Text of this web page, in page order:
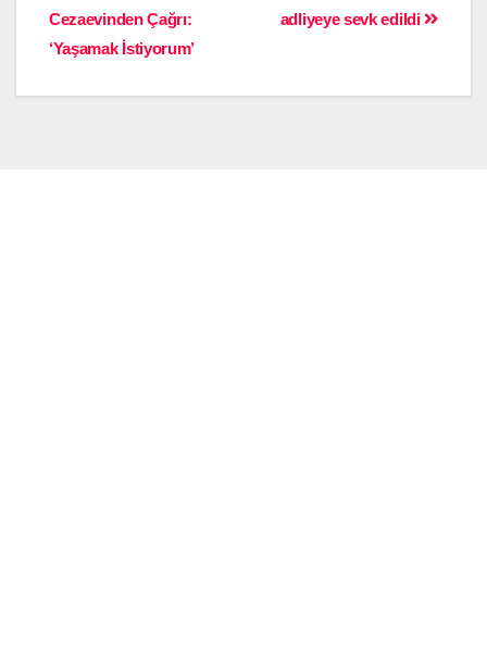
adliyeye sevk edildi
Cezaevinden Çağrı:
‘Yaşamak İstiyorum’